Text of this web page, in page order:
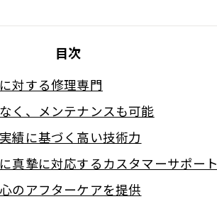
目次
対する修理専門
く、メンテナンスも可能
績に基づく高い技術力
真摯に対応するカスタマーサポート
のアフターケアを提供